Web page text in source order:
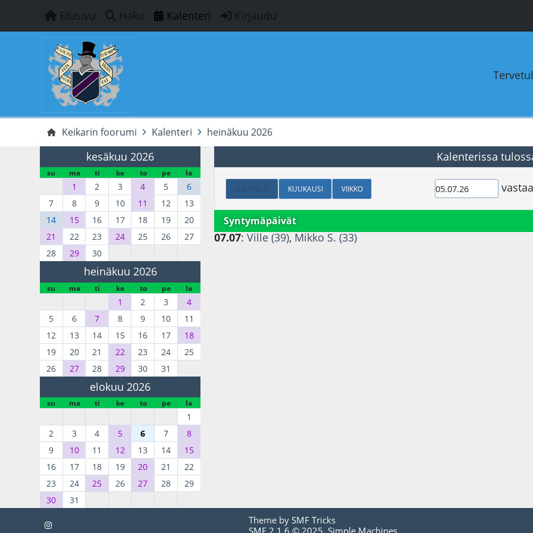
Etusivu Haku Kalenteri Kirjaudu
Keikarin foorumi Kalenteri heinäkuu 2026
kesäkuu 2026
su ma ti ke to pe la
1 2 3 4 5
6
7
8 9 10 11 12
13
14
15 16 17 18 19
20
21
22 23 24 25 26
27
28
29 30
heinäkuu 2026
su ma ti ke to pe la
1 2 3
4
5
6 7 8 9 10
11
12
13 14 15 16 17
18
19
20 21 22 23 24
25
26
27 28 29 30 31
elokuu 2026
su ma ti ke to pe la
1
2
3 4 5 6 7
8
9
10 11 12 13 14
15
16
17 18 19 20 21
22
23
24 25 26 27 28
29
30
31
Kalenterissa
LUETTELO KUUKAUSI VIIKKO
Syntymäpäivät
07.07: Ville (39), Mikko S. (33)
Theme by SMF Tricks